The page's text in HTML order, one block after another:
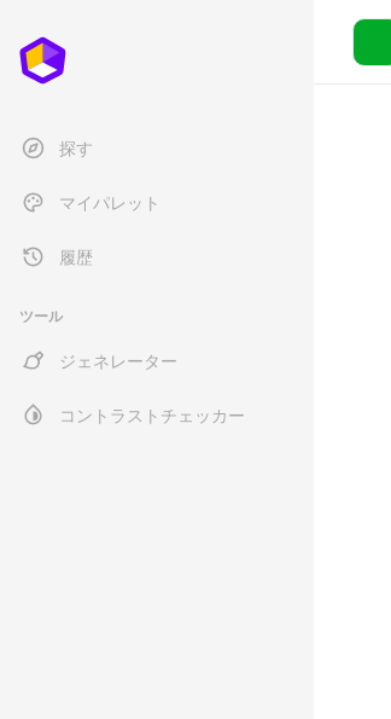
探す
マイパレット
履歴
ツール
ジェネレーター
コントラストチェッカー